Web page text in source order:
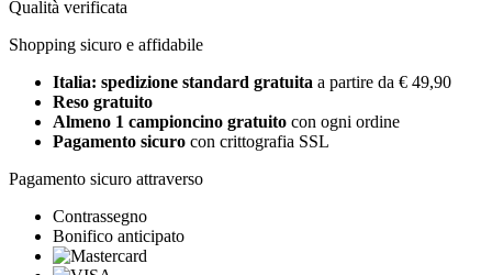
Qualità verificata
Shopping sicuro e affidabile
Italia: spedizione standard gratuita a partire da € 49,90
Reso gratuito
Almeno 1 campioncino gratuito con ogni ordine
Pagamento sicuro con crittografia SSL
Pagamento sicuro attraverso
Contrassegno
Bonifico anticipato